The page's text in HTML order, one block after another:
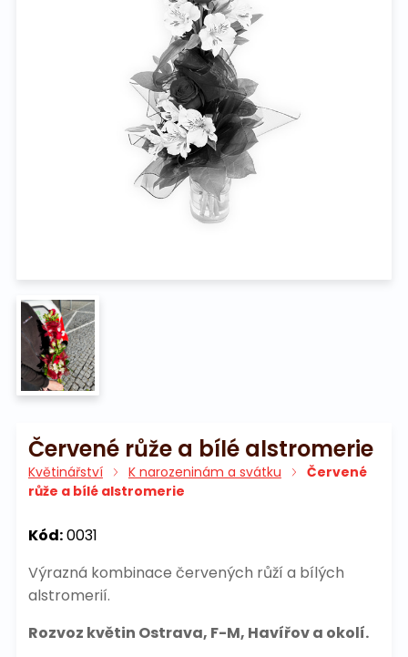
Červené růže a bílé alstromerie
Květinářství K narozeninám a svátku
Červené
růže a bílé alstromerie
Kód:0031
Výrazná kombinace červených růží a bílých
alstromerií.
Rozvoz květin Ostrava, F-M, Havířov a okolí.